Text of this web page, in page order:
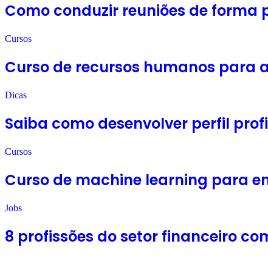
Como conduzir reuniões de forma
Cursos
Curso de recursos humanos para
Dicas
Saiba como desenvolver perfil
Cursos
Curso de machine learning para
Jobs
8 profissões do setor financeiro